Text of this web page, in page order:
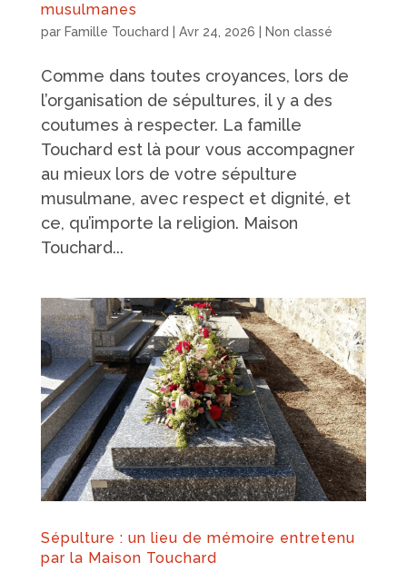
musulmanes
par Famille Touchard Avr 24, 2026 Non classé
Comme dans toutes croyances, lors de
l’organisation de sépultures, il y a des
coutumes à respecter. La famille
Touchard est là pour vous accompagner
au mieux lors de votre sépulture
musulmane, avec respect et dignité, et
ce, qu’importe la religion. Maison
Touchard...
Sépulture : un lieu de mémoire entretenu
par la Maison Touchard